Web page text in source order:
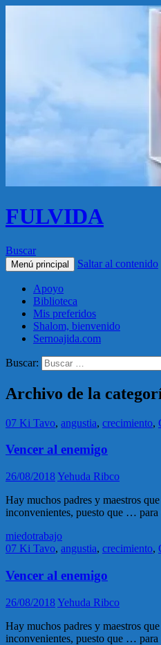
FULVIDA
Buscar
Menú principal Saltar al contenido
Apoyo
Biblioteca
Mis preferidos
Shalom, bienvenido
Sernoajida.com
Buscar:
Archivo de la
07 Ki Tavo, angustia, crecimiento,
Vencer al enemigo
26/08/2018Yehuda Ribco
Hay muchos padres y maestros
inconvenientes, puesto que …
miedotrabajo
07 Ki Tavo, angustia, crecimiento,
Vencer al enemigo
26/08/2018Yehuda Ribco
Hay muchos padres y maestros
inconvenientes, puesto que …